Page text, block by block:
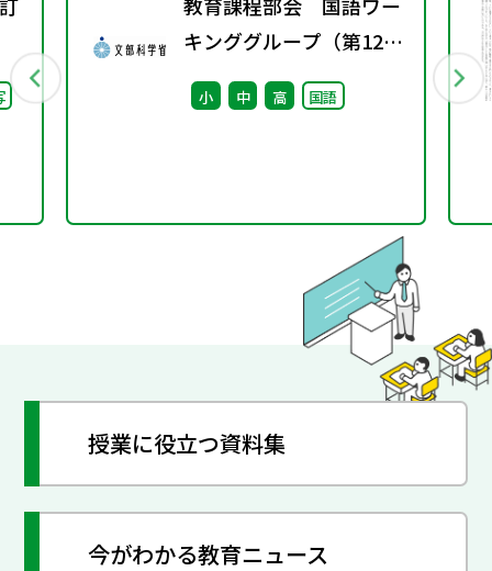
キンググループ（第12
回） 配付資料
小 中 高 国語
授業に役立つ資料集
今がわかる教育ニュース